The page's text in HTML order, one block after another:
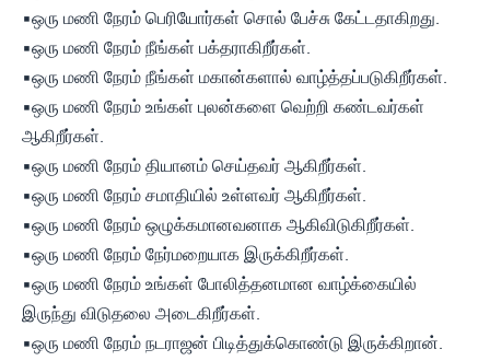
▪ஒரு மணி நேரம் பெரியோர்கள் சொல் பேச்சு கேட்டதாகிறது.
▪ஒரு மணி நேரம் நீங்கள் பக்தராகிறீர்கள்.
▪ஒரு மணி நேரம் நீங்கள் மகான்களால் வாழ்த்தப்படுகிறீர்கள்.
▪ஒரு மணி நேரம் உங்கள் புலன்களை வெற்றி கண்டவர்கள்
ஆகிறீர்கள்.
▪ஒரு மணி நேரம் தியானம் செய்தவர் ஆகிறீர்கள்.
▪ஒரு மணி நேரம் சமாதியில் உள்ளவர் ஆகிறீர்கள்.
▪ஒரு மணி நேரம் ஒழுக்கமானவனாக ஆகிவிடுகிறீர்கள்.
▪ஒரு மணி நேரம் நேர்மறையாக இருக்கிறீர்கள்.
▪ஒரு மணி நேரம் உங்கள் போலித்தனமான வாழ்க்கையில்
இருந்து விடுதலை அடைகிறீர்கள்.
▪ஒரு மணி நேரம் நடராஜன் பிடித்துக்கொண்டு இருக்கிறான்.